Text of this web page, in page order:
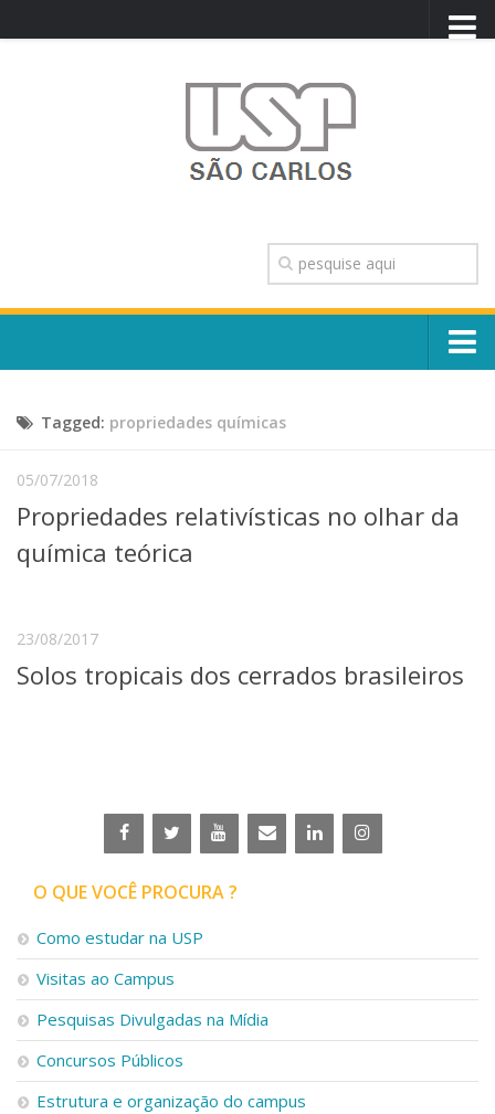
TRANSPARÊNCIA
OUVIDORIA
CONTATO
Escola, Institutos e Órgãos
Núcleos e Comissões
Telefones e Mapas
Pessoas
Ensino
Educação a distância
Cursos de Extensão
Iniciação Científica
Transferência de Tecnologia
Empresas Juniores
Extensão à Comunidade
Artes, Cultura e Esportes
Serviços
Bibliotecas
Apoio ao Estudante
Segurança, Trânsito e Prevenção
RH, Administrativo e Financeiro
Tagged: propriedades químicas
05/07/2018
Propriedades relativísticas no olhar da
química teórica
23/08/2017
Solos tropicais dos cerrados brasileiros
O QUE VOCÊ PROCURA ?
Como estudar na USP
Visitas ao Campus
Pesquisas Divulgadas na Mídia
Concursos Públicos
Estrutura e organização do campus